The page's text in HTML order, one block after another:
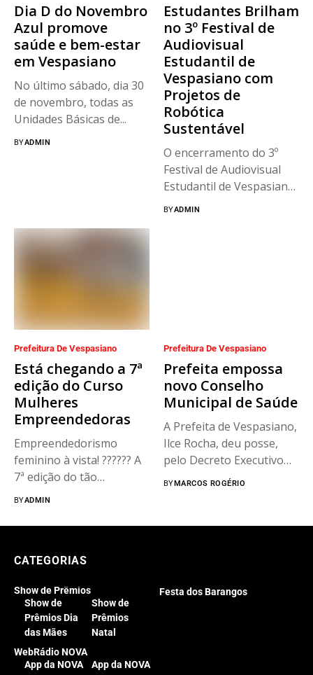
Dia D do Novembro
Azul promove
saúde e bem-estar
em Vespasiano
No último sábado, dia 30
de novembro, todas as
Unidades Básicas de...
BYADMIN
Estudantes Brilham
no 3º Festival de
Audiovisual
Estudantil de
Vespasiano com
Projetos de
Robótica
Sustentável
O encerramento do 3º
Festival de Audiovisual
Estudantil de Vespasiano
foi um...
BYADMIN
Prefeitura De Vespasiano
Está chegando a 7ª
edição do Curso
Mulheres
Empreendedoras
Empreendedorismo
feminino à vista! ????‍?? A
7ª edição do tão
aguardado curso...
BYADMIN
Prefeitura De Vespasiano
Prefeita empossa
novo Conselho
Municipal de Saúde
A Prefeita de Vespasiano,
Ilce Rocha, deu posse,
pelo Decreto Executivo
nº...
BY MARCOS ROGÉRIO
CATEGORIAS
Show de Prêmios
Show de
Prêmios Dia
das Mães
Show de
Prêmios
Natal
Festa dos Barangos
WebRádio NOVA
App da NOVA
App da NOVA